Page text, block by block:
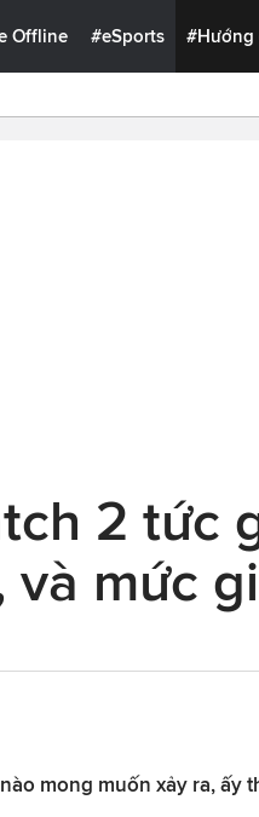
Offline #eSports #Hướng
2 tức
mức
mong muốn xảy ra, ấy